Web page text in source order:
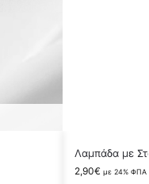
Λαμπάδα με
2,90€ με 24% ΦΠΑ